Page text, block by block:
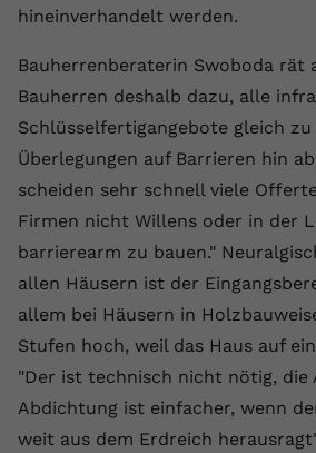
hineinverhandelt werden.
Bauherrenberaterin Swoboda rät
Bauherren deshalb dazu, alle
Schlüsselfertigangebote gleich zu
Überlegungen auf Barrieren hin
scheiden sehr schnell viele
Firmen nicht Willens oder in der
barrierearm zu bauen."
allen Häusern ist der
allem bei Häusern in
Stufen hoch, weil das Haus auf
"Der ist technisch nicht nötig, die
Abdichtung ist einfacher, wenn
weit aus dem Erdreich
Anbieter VPB.de
Laufzeit Session
Zweck
Speicherung von
Zweck
Vimeo installiert
indem es eine
setzt.
Name CONSENT
Anbieter youtube.com
Laufzeit 2 Jahre
Zweck
YouTube setzt
eingebettete
registriert anonyme
Name yt-remote-device-id